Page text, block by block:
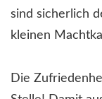
sind sicherlich
kleinen
Die